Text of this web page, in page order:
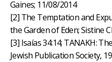
Gaines; 11/08/2014
[2] The Temptation and
the Garden of Eden; Sistine
[3] Isaías 34:14; TANAKH:
Jewish Publication Society,